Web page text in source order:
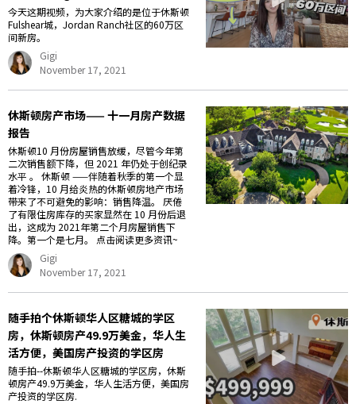
今天这期视频，为大家介绍的是位于休斯顿
Fulshear城，Jordan Ranch社区的60万区
间新房。
Gigi
November 17, 2021
休斯顿房产市场—— 十一月房产数据
报告
休斯顿10 月份房屋销售放缓，尽管今年第
二次销售额下降，但 2021 年仍处于创纪录
水平 。 休斯顿 ——伴随着秋季的第一个显
着冷锋，10 月给炎热的休斯顿房地产市场
带来了不可避免的影响：销售降温。 厌倦
了有限住房库存的买家显然在 10 月份后退
出，这成为 2021年第二个月房屋销售下
降。第一个是七月。 点击阅读更多资讯~
Gigi
November 17, 2021
随手拍个休斯顿华人区糖城的学区
房，休斯顿房产49.9万美金，华人生
活方便，美国房产投资的学区房
随手拍--休斯顿华人区糖城的学区房，休斯
顿房产49.9万美金，华人生活方便，美国房
产投资的学区房.